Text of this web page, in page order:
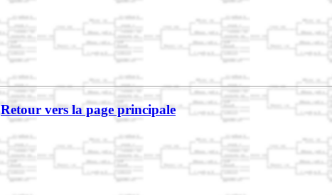
Retour vers la page principale